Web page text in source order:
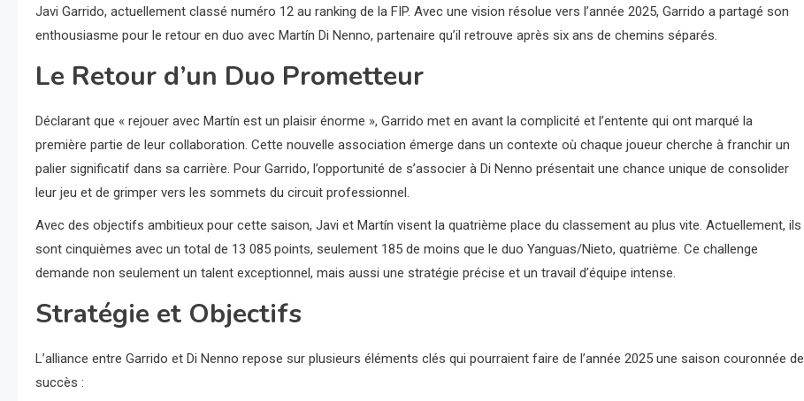
Javi Garrido, actuellement classé numéro 12 au ranking de la FIP. Avec une vision résolue vers l’année 2025, Garrido a partagé son
enthousiasme pour le retour en duo avec Martín Di Nenno, partenaire qu’il retrouve après six ans de chemins séparés.
Le Retour d’un Duo Prometteur
Déclarant que « rejouer avec Martín est un plaisir énorme », Garrido met en avant la complicité et l’entente qui ont marqué la
première partie de leur collaboration. Cette nouvelle association émerge dans un contexte où chaque joueur cherche à franchir un
palier significatif dans sa carrière. Pour Garrido, l’opportunité de s’associer à Di Nenno présentait une chance unique de consolider
leur jeu et de grimper vers les sommets du circuit professionnel.
Avec des objectifs ambitieux pour cette saison, Javi et Martín visent la quatrième place du classement au plus vite. Actuellement, ils
sont cinquièmes avec un total de 13 085 points, seulement 185 de moins que le duo Yanguas/Nieto, quatrième. Ce challenge
demande non seulement un talent exceptionnel, mais aussi une stratégie précise et un travail d’équipe intense.
Stratégie et Objectifs
L’alliance entre Garrido et Di Nenno repose sur plusieurs éléments clés qui pourraient faire de l’année 2025 une saison couronnée de
succès :